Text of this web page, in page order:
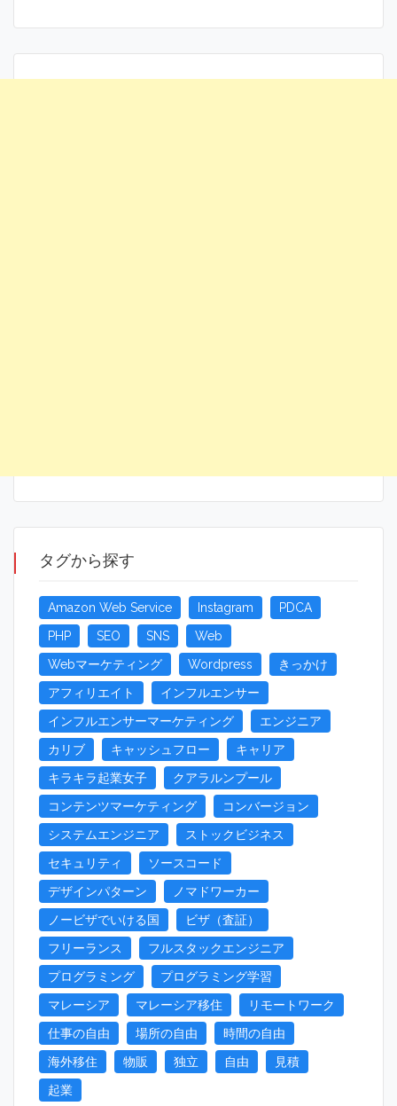
タグから探す
Amazon Web Service Instagram
PDCA
PHP
SEO SNS
Web
Webマーケティング
Wordpress
きっかけ
アフィリエイト
インフルエンサー
インフルエンサーマーケティング
エンジニア
カリブ
キャッシュフロー
キャリア
キラキラ起業女子
クアラルンプール
コンテンツマーケティング
コンバージョン
システムエンジニア
ストックビジネス
セキュリティ
ソースコード
デザインパターン
ノマドワーカー
ノービザでいける国
ビザ（査証）
フリーランス
フルスタックエンジニア
プログラミング
プログラミング学習
マレーシア
マレーシア移住
リモートワーク
仕事の自由
場所の自由
時間の自由
海外移住
物販 独立 自由
見積
起業